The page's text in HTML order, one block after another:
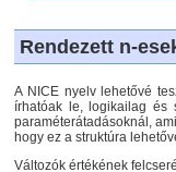
Rendezett n-
A NICE nyelv lehetővé
írhatóak le, logikailag és
paraméterátadásoknál,
hogy ez a struktúra
Változók értékének